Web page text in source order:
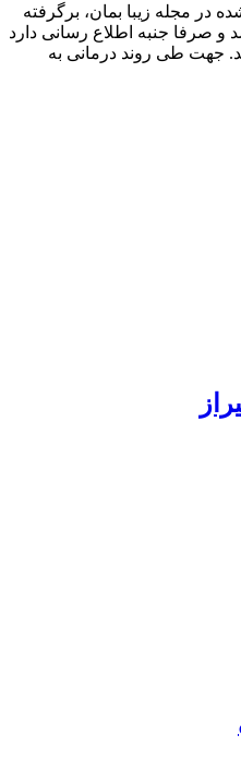
در مجله زیبا بمان، برگرفته
و صرفا جنبه اطلاع رسانی دارد
جهت طی روند درمانی به